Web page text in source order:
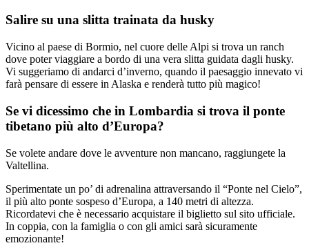
Salire su una slitta trainata da husky
Vicino al paese di Bormio, nel cuore delle Alpi si trova un ranch
dove poter viaggiare a bordo di una vera slitta guidata dagli husky.
Vi suggeriamo di andarci d’inverno, quando il paesaggio innevato vi
farà pensare di essere in Alaska e renderà tutto più magico!
Se vi dicessimo che in Lombardia si trova il ponte
tibetano più alto d’Europa?
Se volete andare dove le avventure non mancano, raggiungete la
Valtellina.
Sperimentate un po’ di adrenalina attraversando il “Ponte nel Cielo”,
il più alto ponte sospeso d’Europa, a 140 metri di altezza.
Ricordatevi che è necessario acquistare il biglietto sul sito ufficiale.
In coppia, con la famiglia o con gli amici sarà sicuramente
emozionante!